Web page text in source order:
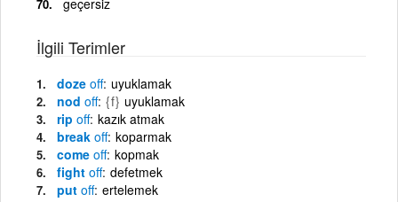
İlgili Terimler
doze off uyuklamak
nod off {f} uyuklamak
rip off kazık atmak
break off koparmak
come off kopmak
fight off defetmek
put off ertelemek